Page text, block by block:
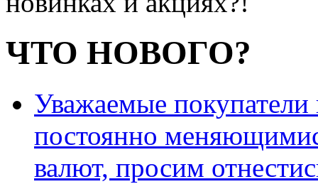
ЧТО НОВОГО?
Уважаемые
постоянно
валют, просим